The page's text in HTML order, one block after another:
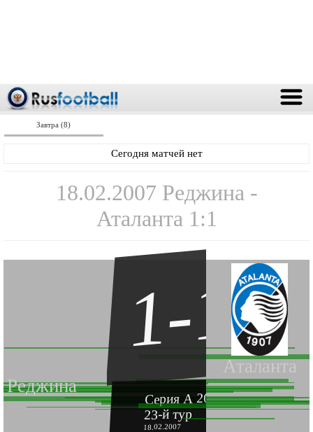
Завтра (8)
Сегодня матчей нет
18.02.2007 Реджина -
Аталанта 1:1
Реджина
Аталанта
1-1
Серия А 2006-2007
23-й тур
18.02.2007